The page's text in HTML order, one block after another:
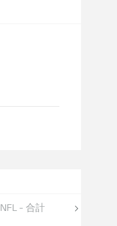
NFL - 合計